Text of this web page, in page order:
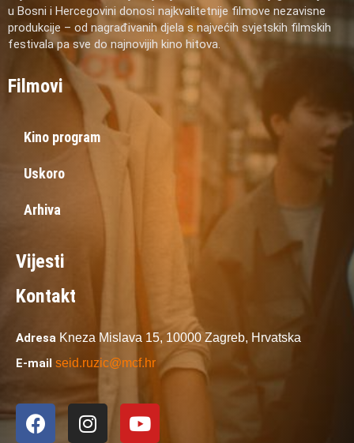
u Bosni i Hercegovini donosi najkvalitetnije filmove nezavisne
produkcije – od nagrađivanih djela s najvećih svjetskih filmskih
festivala pa sve do najnovijih kino hitova.
Filmovi
Kino program
Uskoro
Arhiva
Vijesti
Kontakt
Adresa Kneza Mislava 15, 10000 Zagreb, Hrvatska
E-mail seid.ruzic@mcf.hr